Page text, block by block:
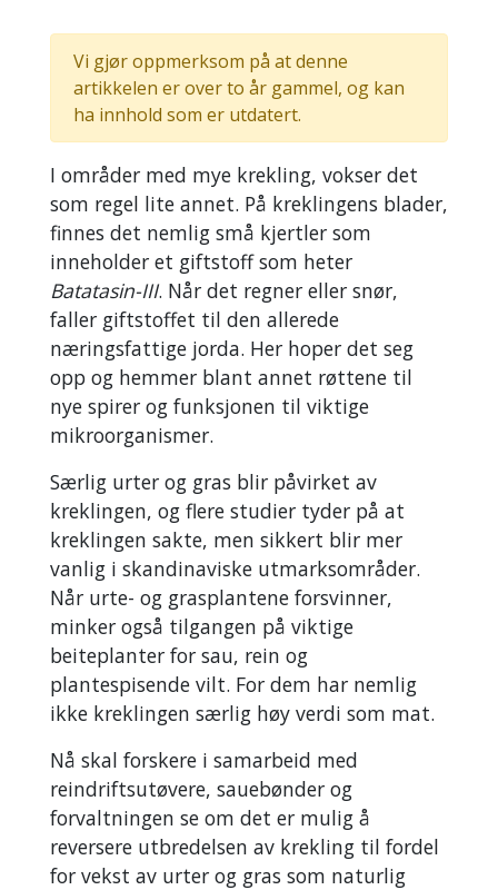
Vi gjør oppmerksom på at denne
artikkelen er over to år gammel, og kan
ha innhold som er utdatert.
I områder med mye krekling, vokser det
som regel lite annet. På kreklingens blader,
finnes det nemlig små kjertler som
inneholder et giftstoff som heter
Batatasin-III. Når det regner eller snør,
faller giftstoffet til den allerede
næringsfattige jorda. Her hoper det seg
opp og hemmer blant annet røttene til
nye spirer og funksjonen til viktige
mikroorganismer.
Særlig urter og gras blir påvirket av
kreklingen, og flere studier tyder på at
kreklingen sakte, men sikkert blir mer
vanlig i skandinaviske utmarksområder.
Når urte- og grasplantene forsvinner,
minker også tilgangen på viktige
beiteplanter for sau, rein og
plantespisende vilt. For dem har nemlig
ikke kreklingen særlig høy verdi som mat.
Nå skal forskere i samarbeid med
reindriftsutøvere, sauebønder og
forvaltningen se om det er mulig å
reversere utbredelsen av krekling til fordel
for vekst av urter og gras som naturlig